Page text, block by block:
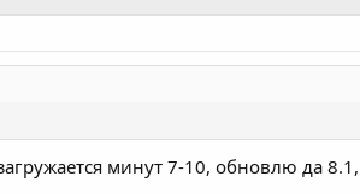
минут 7-10, обновлю да 8.1,